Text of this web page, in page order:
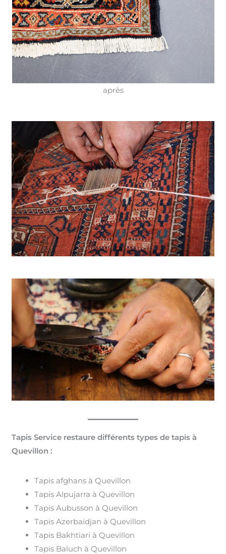
après
Tapis Service restaure différents types de tapis à
Quevillon :
Tapis afghans à Quevillon
Tapis Alpujarra à Quevillon
Tapis Aubusson à Quevillon
Tapis Azerbaïdjan à Quevillon
Tapis Bakhtiari à Quevillon
Tapis Baluch à Quevillon